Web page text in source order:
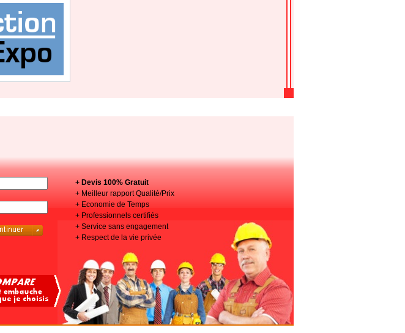
+ Devis 100% Gratuit
+ Meilleur rapport Qualité/Prix
+ Economie de Temps
+ Professionnels certifiés
+ Service sans engagement
+ Respect de la vie privée